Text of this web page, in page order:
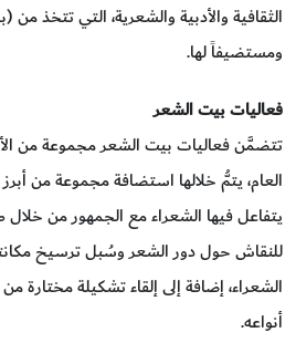
الثقافية والأدبية والشعرية، التي تتخذ
ومستضيفاً لها.
فعاليات بيت الشعر
تتضمَّن فعاليات بيت الشعر مجموعة من
العام، يتمُّ خلالها استضافة مجموعة من
يتفاعل فيها الشعراء مع الجمهور من
للنقاش حول دور الشعر وسُبل ترسيخ
الشعراء، إضافة إلى إلقاء تشكيلة
أنواعه.